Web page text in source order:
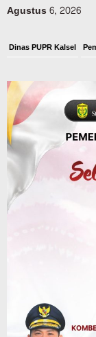
Agustus 6, 2026
Dinas PUPR Kalsel
Agustus 6, 2026
Dinas Kehutanan Kalsel
Tahura
Kebakaran
Memimpin
Advertorial Pemkab